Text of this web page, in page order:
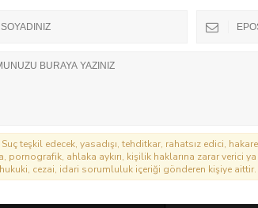
Suç teşkil edecek, yasadışı, tehditkar, rahatsız edici,
pornografik, ahlaka aykırı, kişilik haklarına zarar verici
cezai, idari sorumluluk içeriği gönderen kişiye aittir.